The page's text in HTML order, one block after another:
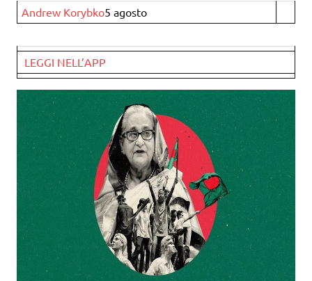
Andrew Korybko5 agosto
LEGGI NELL’APP